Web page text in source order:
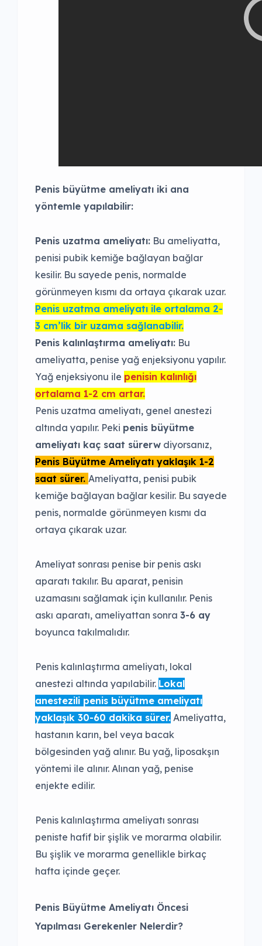
Penis büyütme ameliyatı iki ana
yöntemle yapılabilir:
Penis uzatma ameliyatı: Bu ameliyatta,
penisi pubik kemiğe bağlayan bağlar
kesilir. Bu sayede penis, normalde
görünmeyen kısmı da ortaya çıkarak uzar.
Penis uzatma ameliyatı ile ortalama 2-
3 cm’lik bir uzama sağlanabilir.
Penis kalınlaştırma ameliyatı: Bu
ameliyatta, penise yağ enjeksiyonu yapılır.
Yağ enjeksiyonu ile penisin kalınlığı
ortalama 1-2 cm artar.
Penis uzatma ameliyatı, genel anestezi
altında yapılır. Peki penis büyütme
ameliyatı kaç saat sürerw diyorsanız,
Penis Büyütme Ameliyatı yaklaşık 1-2
saat sürer. Ameliyatta, penisi pubik
kemiğe bağlayan bağlar kesilir. Bu sayede
penis, normalde görünmeyen kısmı da
ortaya çıkarak uzar.
Ameliyat sonrası penise bir penis askı
aparatı takılır. Bu aparat, penisin
uzamasını sağlamak için kullanılır. Penis
askı aparatı, ameliyattan sonra 3-6 ay
boyunca takılmalıdır.
Penis kalınlaştırma ameliyatı, lokal
anestezi altında yapılabilir. Lokal
anestezili penis büyütme ameliyatı
yaklaşık 30-60 dakika sürer. Ameliyatta,
hastanın karın, bel veya bacak
bölgesinden yağ alınır. Bu yağ, liposakşın
yöntemi ile alınır. Alınan yağ, penise
enjekte edilir.
Penis kalınlaştırma ameliyatı sonrası
peniste hafif bir şişlik ve morarma olabilir.
Bu şişlik ve morarma genellikle birkaç
hafta içinde geçer.
Penis Büyütme Ameliyatı Öncesi
Yapılması Gerekenler Nelerdir?